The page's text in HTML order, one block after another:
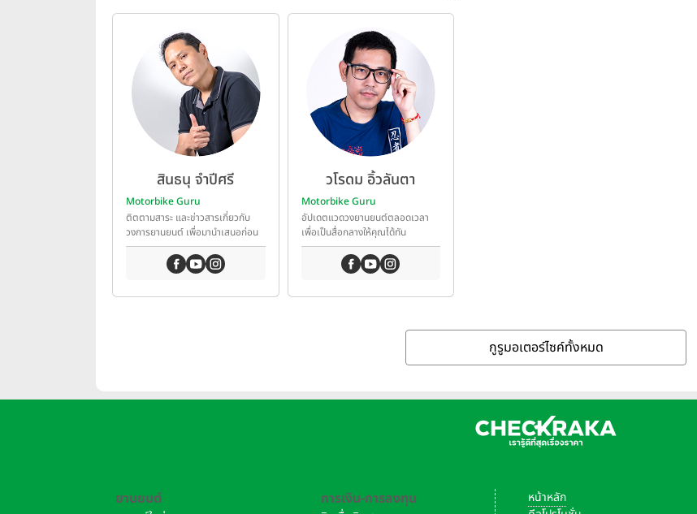
สินธนุ จำปีศรี
Motorbike Guru
ติตตามสาระ และข่าวสารเกี่ยวกับ
วงการยานยนต์ เพื่อมานำเสนอก่อน
ใคร
วโรดม อิ้วลันตา
Motorbike Guru
อัปเดตแวดวงยานยนต์ตลอดเวลา
เพื่อเป็นสื่อกลางให้คุณได้ทัน
เทคโนโลยียานยนต์
กูรูมอเตอร์ไซค์ทั้งหมด
ยานยนต์ การเงิน-การลงทุน
หน้าหลัก